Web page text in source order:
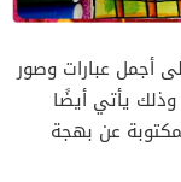
أجمل عبارات وصور
في عام 1448، وذلك يأتي أيضًا
عن بهجة